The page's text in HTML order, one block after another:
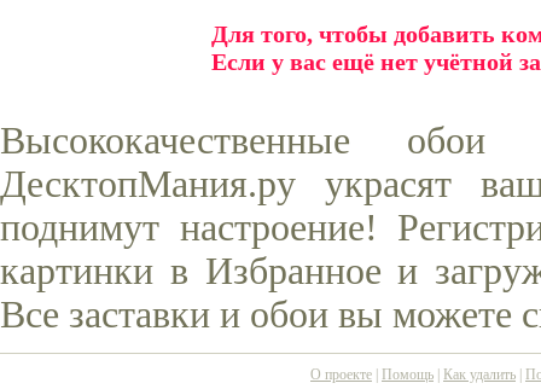
Для того, чтобы добавить
Если у вас ещё нет учётной
Высококачественные
ДесктопМания.ру украсят
поднимут настроение!
картинки в Избранное и
Все заставки и обои вы можете
О проекте Помощь Как удалить